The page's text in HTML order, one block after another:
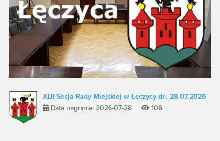
XLII Sesja Rady Miejskiej w Łęczycy dn. 28.07.2026
Data nagrania: 2026-07-28
106